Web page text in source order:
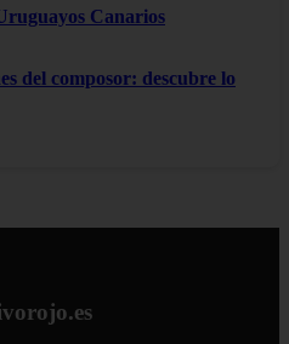
Canarios
del composor: descubre lo